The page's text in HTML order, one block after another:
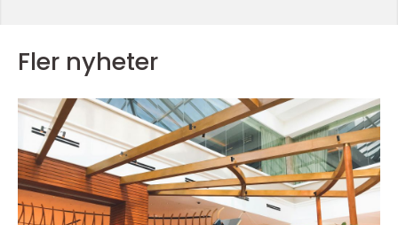
Fler nyheter